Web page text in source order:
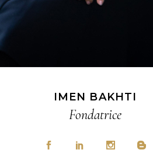
IMEN BAKHTI
Fondatrice